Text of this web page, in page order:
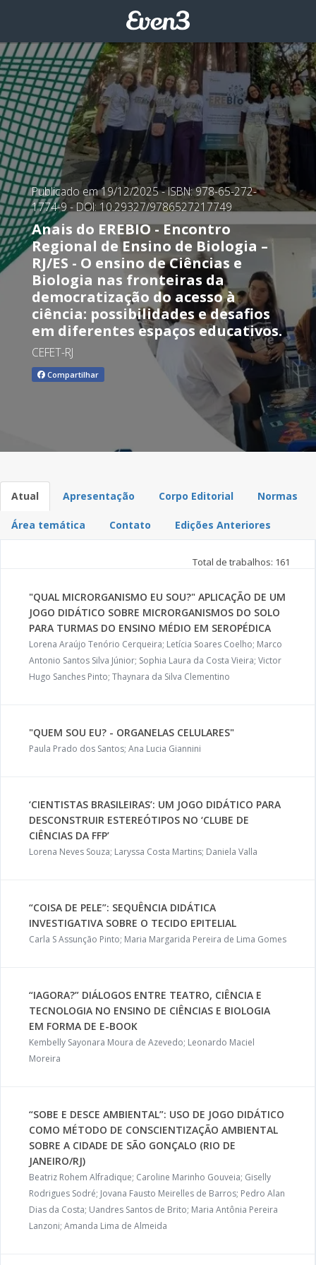
Publicado em 19/12/2025- ISBN: 978-65-272-
1774-9 - DOI: 10.29327/9786527217749
Anais do EREBIO - Encontro
Regional de Ensino de Biologia –
RJ/ES - O ensino de Ciências e
Biologia nas fronteiras da
democratização do acesso à
ciência: possibilidades e desafios
em diferentes espaços educativos.
CEFET-RJ
Compartilhar
Atual Apresentação Corpo Editorial Normas
Área temática Contato Edições Anteriores
Total de trabalhos: 161
"QUAL MICRORGANISMO EU SOU?" APLICAÇÃO DE UM
JOGO DIDÁTICO SOBRE MICRORGANISMOS DO SOLO
PARA TURMAS DO ENSINO MÉDIO EM SEROPÉDICA
Lorena Araújo Tenório Cerqueira; Letícia Soares Coelho; Marco
Antonio Santos Silva Júnior; Sophia Laura da Costa Vieira; Victor
Hugo Sanches Pinto; Thaynara da Silva Clementino
"QUEM SOU EU? - ORGANELAS CELULARES"
Paula Prado dos Santos; Ana Lucia Giannini
‘CIENTISTAS BRASILEIRAS’: UM JOGO DIDÁTICO PARA
DESCONSTRUIR ESTEREÓTIPOS NO ‘CLUBE DE
CIÊNCIAS DA FFP’
Lorena Neves Souza; Laryssa Costa Martins; Daniela Valla
“COISA DE PELE”: SEQUÊNCIA DIDÁTICA
INVESTIGATIVA SOBRE O TECIDO EPITELIAL
Carla S Assunção Pinto; Maria Margarida Pereira de Lima Gomes
“IAGORA?” DIÁLOGOS ENTRE TEATRO, CIÊNCIA E
TECNOLOGIA NO ENSINO DE CIÊNCIAS E BIOLOGIA
EM FORMA DE E-BOOK
Kembelly Sayonara Moura de Azevedo; Leonardo Maciel
Moreira
“SOBE E DESCE AMBIENTAL”: USO DE JOGO DIDÁTICO
COMO MÉTODO DE CONSCIENTIZAÇÃO AMBIENTAL
SOBRE A CIDADE DE SÃO GONÇALO (RIO DE
JANEIRO/RJ)
Beatriz Rohem Alfradique; Caroline Marinho Gouveia; Giselly
Rodrigues Sodré; Jovana Fausto Meirelles de Barros; Pedro Alan
Dias da Costa; Uandres Santos de Brito; Maria Antônia Pereira
Lanzoni; Amanda Lima de Almeida